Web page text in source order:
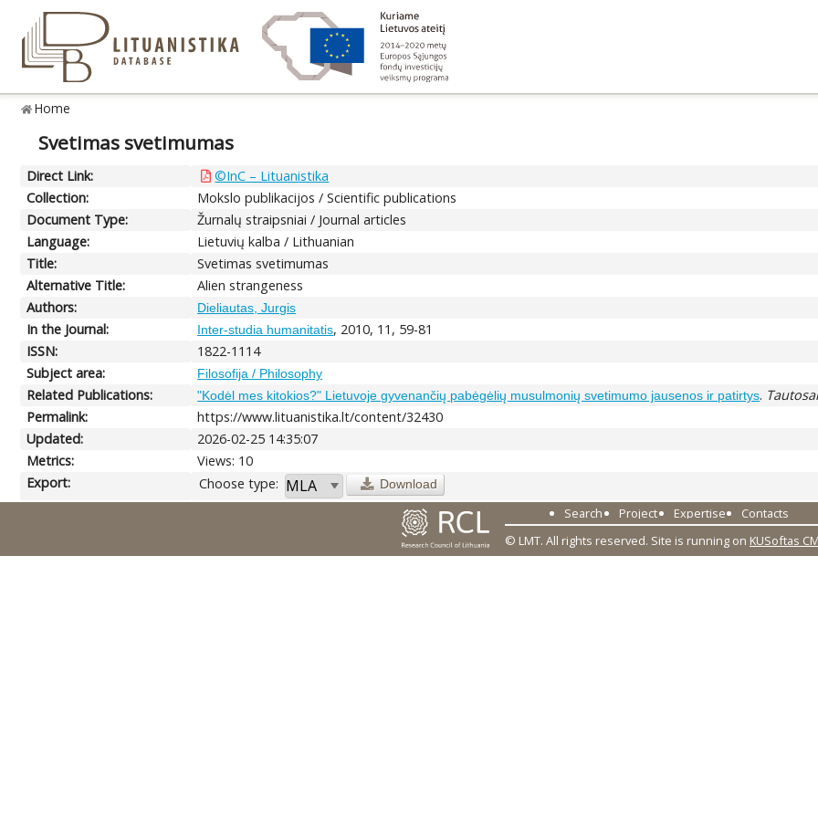
Home
Svetimas svetimumas
Direct Link:
©InC – Lituanistika
Collection:
Mokslo publikacijos / Scientific publications
Document Type:
Žurnalų straipsniai / Journal articles
Language:
Lietuvių kalba / Lithuanian
Title:
Svetimas svetimumas
Alternative Title:
Alien strangeness
Authors:
Dieliautas, Jurgis
In the Journal: Inter-studia humanitatis, 2010, 11, 59-81
ISSN:
1822-1114
Subject area:
Filosofija / Philosophy
Related Publications: "Kodėl mes kitokios?" Lietuvoje gyvenančių pabėgėlių musulmonių svetimumo jausenos ir patirtys.
Permalink:
https://www.lituanistika.lt/content/32430
Updated:
2026-02-25 14:35:07
Metrics:
Views: 10
Export:
Choose type: Download
Search Project Expertise
Contacts
© LMT. All rights reserved. Site is running on KUSoftas